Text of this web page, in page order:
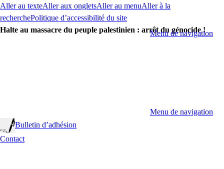
Aller au texteAller aux ongletsAller au menuAller à la
recherchePolitique d’accessibilité du site
Halte au massacre du peuple palestinien : arrêt du génocide !
Menu de navigation
Menu de navigation
Bulletin d’adhésion
Contact